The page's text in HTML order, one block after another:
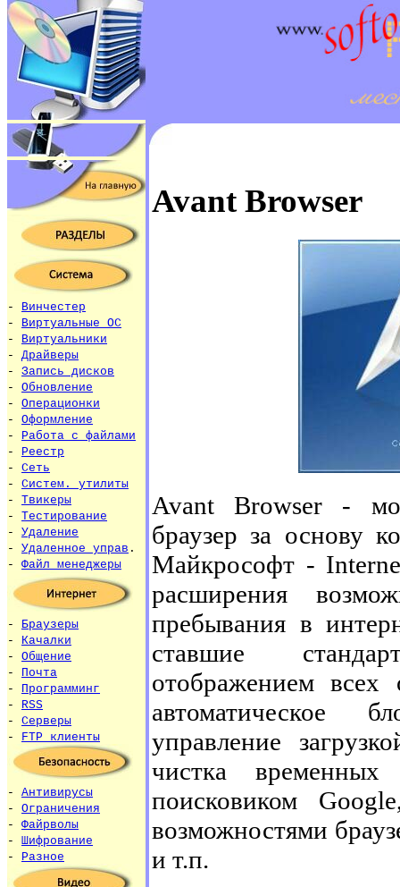
- Винчестер
- Виртуальные ОС
- Виртуальники
- Драйверы
- Запись дисков
- Обновление
- Операционки
- Оформление
- Работа с файлами
- Реестр
- Сеть
- Систем. утилиты
- Твикеры
- Тестирование
- Удаление
- Удаленное управ .
- Файл менеджеры
- Браузеры
- Качалки
- Общение
- Почта
- Программинг
- RSS
- Серверы
- FTP клиенты
- Антивирусы
- Ограничения
- Файрволы
- Шифрование
- Разное
Avant Browser
Avant Browser -
браузер за основу
Майкрософт -
расширения
пребывания в
ставшие
отображением
автоматическое
управление
чистка временных
поисковиком
возможностями
и т.п.